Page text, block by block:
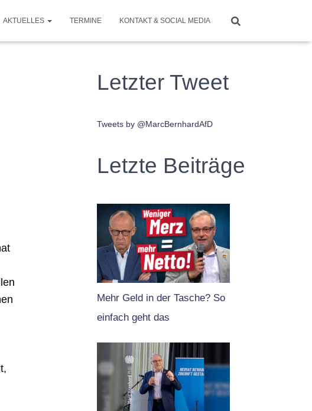
AKTUELLES TERMINE KONTAKT & SOCIAL MEDIA
Letzter Tweet
Tweets by @MarcBernhardAfD
Letzte Beiträge
Mehr Geld in der Tasche? So
einfach geht das